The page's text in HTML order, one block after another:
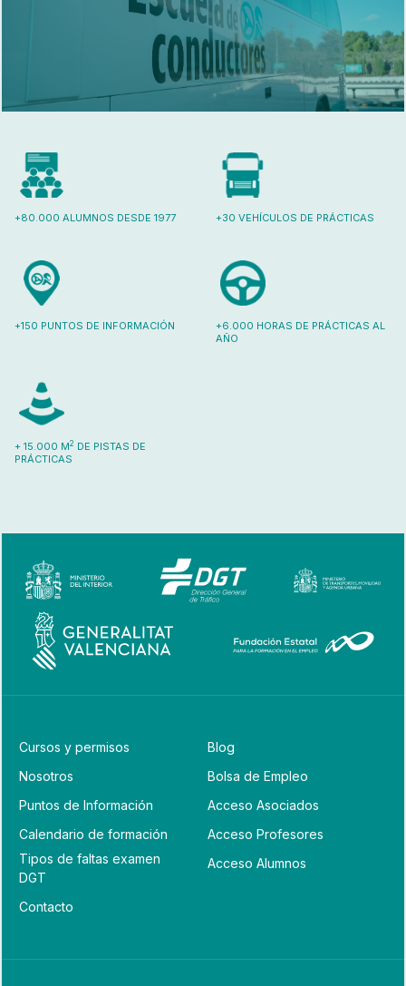
+80.000 ALUMNOS DESDE 1977 +30 VEHÍCULOS DE PRÁCTICAS
+150 PUNTOS DE INFORMACIÓN
+6.000 HORAS DE PRÁCTICAS AL
AÑO
+ 15.000 M2 DE PISTAS DE
PRÁCTICAS
Cursos y permisos
Nosotros
Puntos de Información
Calendario de formación
Tipos de faltas examen
DGT
Contacto
Blog
Bolsa de Empleo
Acceso Asociados
Acceso Profesores
Acceso Alumnos